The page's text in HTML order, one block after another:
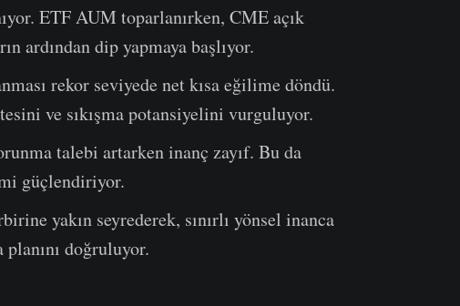
ETF AUM toparlanırken, CME açık
ardından dip yapmaya başlıyor.
rekor seviyede net kısa eğilime döndü.
ve sıkışma potansiyelini vurguluyor.
talebi artarken inanç zayıf. Bu da
güçlendiriyor.
yakın seyrederek, sınırlı yönsel inanca
doğruluyor.